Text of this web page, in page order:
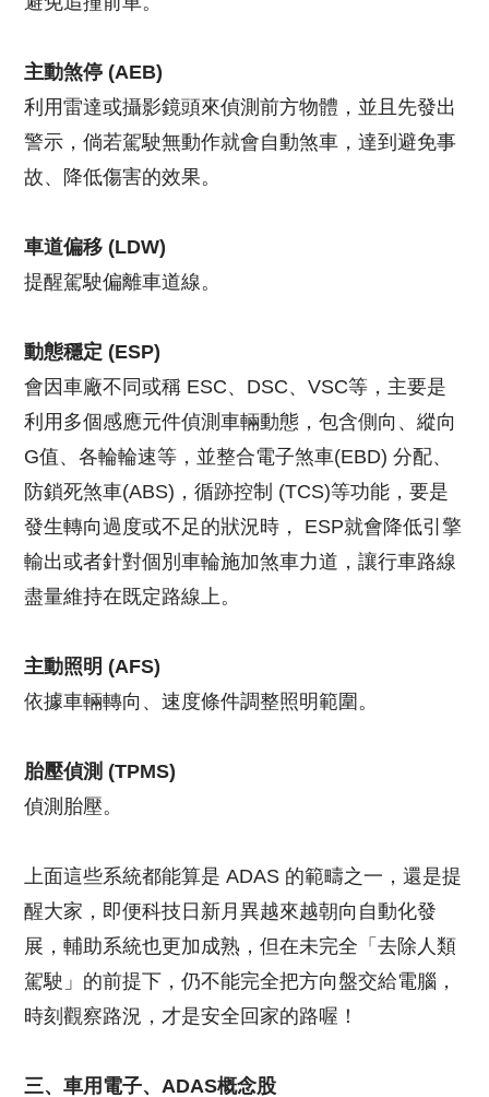
主動煞停 (AEB)
利用雷達或攝影鏡頭來偵測前方物體，並且先發出
警示，倘若駕駛無動作就會自動煞車，達到避免事
故、降低傷害的效果。
車道偏移 (LDW)
提醒駕駛偏離車道線。
動態穩定 (ESP)
會因車廠不同或稱 ESC、DSC、VSC等，主要是
利用多個感應元件偵測車輛動態，包含側向、縱向
G值、各輪輪速等，並整合電子煞車(EBD) 分配、
防鎖死煞車(ABS)，循跡控制 (TCS)等功能，要是
發生轉向過度或不足的狀況時， ESP就會降低引擎
輸出或者針對個別車輪施加煞車力道，讓行車路線
盡量維持在既定路線上。
主動照明 (AFS)
依據車輛轉向、速度條件調整照明範圍。
胎壓偵測 (TPMS)
偵測胎壓。
上面這些系統都能算是 ADAS 的範疇之一，還是提
醒大家，即便科技日新月異越來越朝向自動化發
展，輔助系統也更加成熟，但在未完全「去除人類
駕駛」的前提下，仍不能完全把方向盤交給電腦，
時刻觀察路況，才是安全回家的路喔！
三、車用電子、ADAS概念股